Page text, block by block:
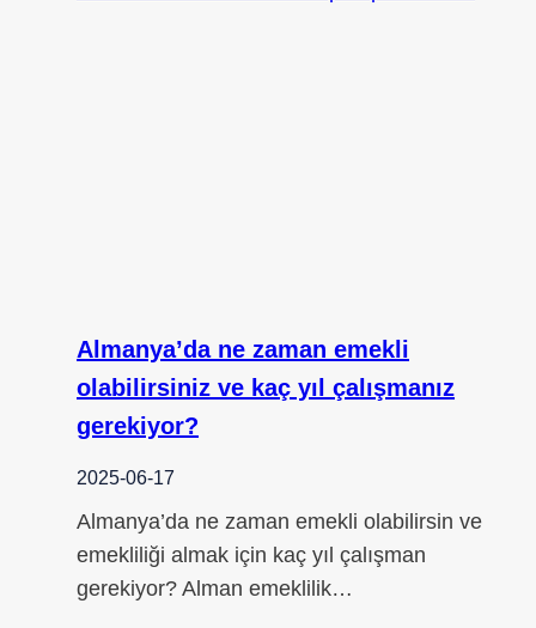
Almanya’da ne zaman emekli
olabilirsiniz ve kaç yıl çalışmanız
gerekiyor?
2025-06-17
Almanya’da ne zaman emekli olabilirsin ve
emekliliği almak için kaç yıl çalışman
gerekiyor? Alman emeklilik…